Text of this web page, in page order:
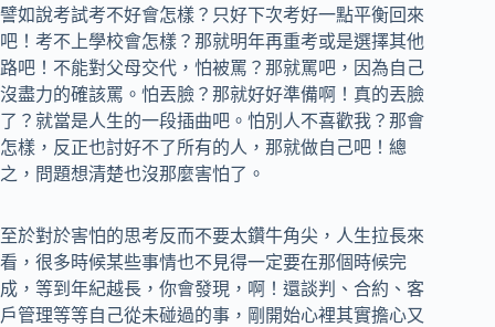
譬如說考試考不好會怎樣？只好下次考好一點平衡回來
吧！考不上學校會怎樣？那就明年再重考或是選擇其他
路吧！不能對父母交代，怕被罵？那就罵吧，因為自己
沒盡力的確該罵。怕丟臉？那就好好準備啊！真的丟臉
了？就當是人生的一段插曲吧。怕別人不喜歡我？那會
怎樣，反正也討好不了所有的人，那就做自己吧！總
之，問題想清楚也沒那麼害怕了。
至於對於害怕的思考反而不要太鑽牛角尖，人生拉長來
看，很多時候某些事情也不見得一定要在那個時候完
成，等到年紀越長，你會發現，啊！還談判、合約、客
戶管理等等自己從未碰過的事，剛開始心裡其實擔心又